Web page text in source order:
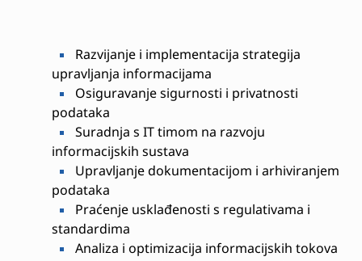
Razvijanje i implementacija strategija
upravljanja informacijama
Osiguravanje sigurnosti i privatnosti
podataka
Suradnja s IT timom na razvoju
informacijskih sustava
Upravljanje dokumentacijom i arhiviranjem
podataka
Praćenje usklađenosti s regulativama i
standardima
Analiza i optimizacija informacijskih tokova